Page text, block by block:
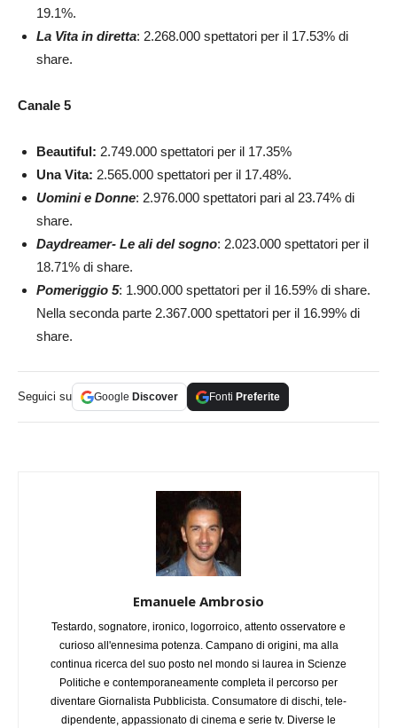
19.1%.
La Vita in diretta: 2.268.000 spettatori per il 17.53% di
share.
Canale 5
Beautiful: 2.749.000 spettatori per il 17.35%
Una Vita: 2.565.000 spettatori per il 17.48%.
Uomini e Donne: 2.976.000 spettatori pari al 23.74% di
share.
Daydreamer- Le ali del sogno: 2.023.000 spettatori per il
18.71% di share.
Pomeriggio 5: 1.900.000 spettatori per il 16.59% di share.
Nella seconda parte 2.367.000 spettatori per il 16.99% di
share.
Seguici su Google Discover Fonti Preferite
Emanuele Ambrosio
Testardo, sognatore, ironico, logorroico, attento osservatore e
curioso all'ennesima potenza. Campano di origini, ma alla
continua ricerca del suo posto nel mondo si laurea in Scienze
Politiche e contemporaneamente completa il percorso per
diventare Giornalista Pubblicista. Consumatore di dischi, tele-
dipendente, appassionato di cinema e serie tv. Diverse le